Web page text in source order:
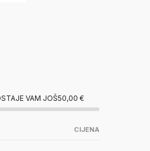
VAM JOŠ50,00 €
CIJENA